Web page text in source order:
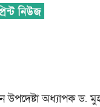
উপদেষ্টা অধ্যাপক ড.